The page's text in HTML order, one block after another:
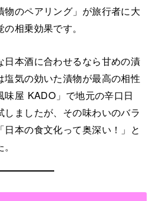
のペアリング」が旅行者に大
相乗効果です。
日本酒に合わせるなら甘めの漬
気の効いた漬物が最高の相性
味屋 KADO」で地元の辛口日
ましたが、その味わいのバラ
本の食文化って奥深い！」と